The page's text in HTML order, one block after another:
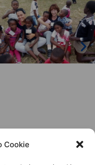
Cookie